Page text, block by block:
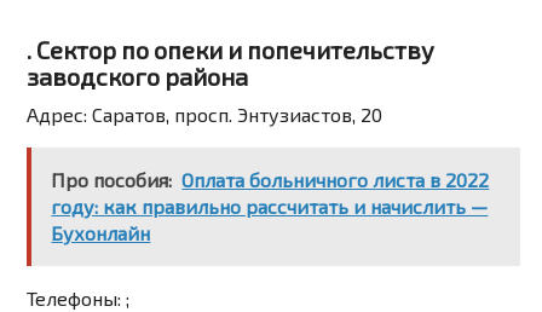
. Сектор по опеки и попечительству
заводского района
Адрес: Саратов, просп. Энтузиастов, 20
Про пособия: Оплата больничного листа в 2022
году: как правильно рассчитать и начислить —
Бухонлайн
Телефоны: ;